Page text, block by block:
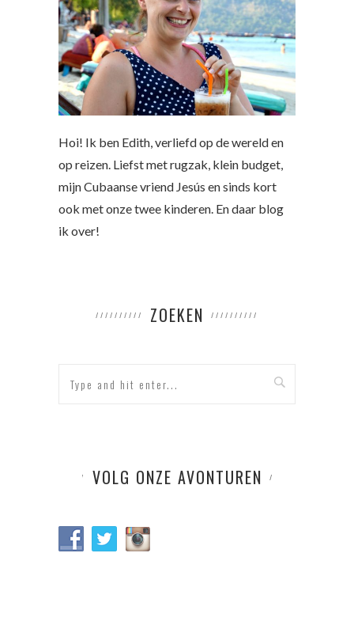
Hoi! Ik ben Edith, verliefd op de wereld en
op reizen. Liefst met rugzak, klein budget,
mijn Cubaanse vriend Jesús en sinds kort
ook met onze twee kinderen. En daar blog
ik over!
ZOEKEN
VOLG ONZE AVONTUREN